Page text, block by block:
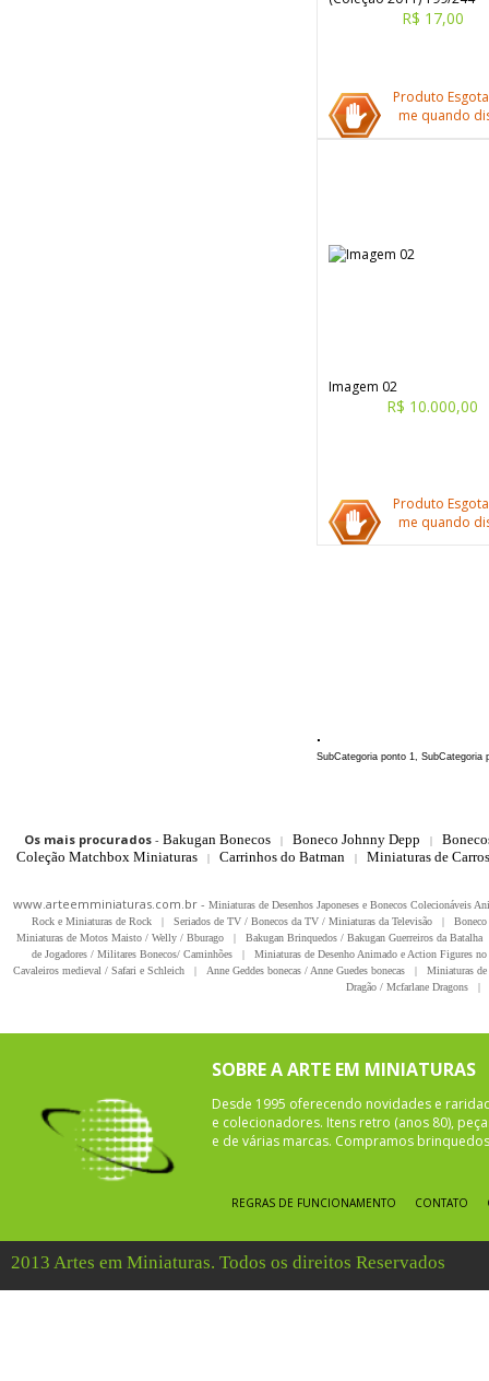
R$ 17,00
Produto
me quando
Imagem 02
R$ 10.000,00
Produto
me quando
.
SubCategoria ponto 1, SubCategoria
Os mais procurados- Bakugan Bonecos | Boneco Johnny Depp |
Coleção Matchbox Miniaturas
| Carrinhos do Batman | Miniaturas de
www.arteemminiaturas.com.br - Miniaturas de Desenhos Japoneses e Bonecos Colecionáveis
Rock e Miniaturas de Rock
| Seriados de TV / Bonecos da TV / Miniaturas da Televisão |
Miniaturas de Motos Maisto / Welly / Bburago
| Bakugan Brinquedos / Bakugan Guerreiros da Batalha
de Jogadores / Militares Bonecos/ Caminhões
|
Miniaturas de Desenho Animado e Action Figures
Cavaleiros medieval / Safari e Schleich
| Anne Geddes bonecas / Anne Guedes bonecas |
Miniaturas
Dragão / Mcfarlane Dragons
|
SOBRE A ARTE EM MINIATURAS
Desde 1995 oferecendo novidades e
e colecionadores. Itens retro (anos 80),
e de várias marcas. Compramos
REGRAS DE FUNCIONAMENTO CONTATO
2013 Artes em Miniaturas. Todos os direitos Reservados